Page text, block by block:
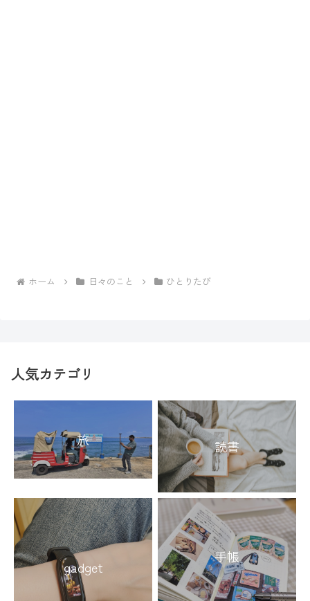
ホーム 日々のこと ひとりたび
人気カテゴリ
旅 読書
gadget
手帳